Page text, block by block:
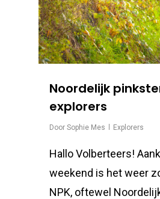
Noordelijk
explorers
Door Sophie Mes Explorers
Hallo Volberteers!
weekend is het weer
NPK, oftewel